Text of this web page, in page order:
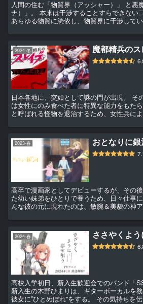
人間の住む「物質界（アッシャー）」 と悪
ナ）」。 本来は干渉することすらできない
あらゆる物質に憑依し、物質界に干渉して
集英社「ジャンプSQ.」にて2...
2024-冬 魔都精兵の
日本各地に、突如として謎の門が出現。 そ
は女性にのみ食べた者に特異な能力をもた
と呼ばれる怪物を退治するため、女性兵に
ある日、魔都へと迷い込むと醜鬼に...
2023-春 おとなりに
高卒で漫画家としてデビューするが、その
た幼い妹弟をひとりで養うため、日々仕事
んな彼の元に現れたのは、敏腕＆美貌の神
さんだったが、 そんな彼女から突如...
2024-春 ささやくよ
高校入学初日、新入生歓迎会でのバンド「
新入生の木野ひまりは、ギターボーカルを
彼女に‟ひとめぼれ”をする。 その気持ちを